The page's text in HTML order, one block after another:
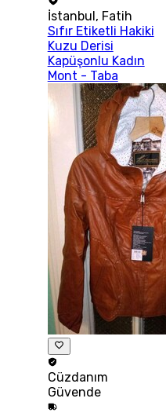
İstanbul, Fatih
Sıfır Etiketli Hakiki
Kuzu Derisi
Kapüşonlu Kadın
Mont - Taba
Cüzdanım
Güvende